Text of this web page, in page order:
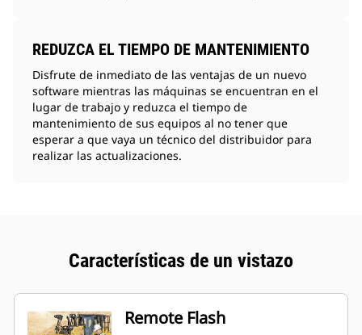
REDUZCA EL TIEMPO DE MANTENIMIENTO
Disfrute de inmediato de las ventajas de un nuevo
software mientras las máquinas se encuentran en el
lugar de trabajo y reduzca el tiempo de
mantenimiento de sus equipos al no tener que
esperar a que vaya un técnico del distribuidor para
realizar las actualizaciones.
Características de un vistazo
Remote Flash